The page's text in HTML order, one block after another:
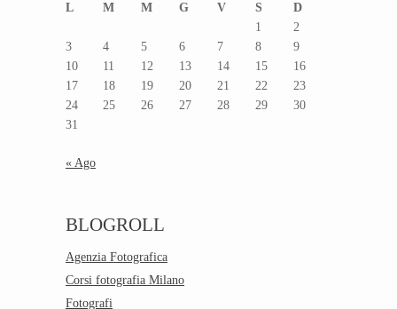
L M M G V S
D
1
2
3
4 5 6 7 8
9
10
11 12 13 14 15
16
17
18 19 20 21 22
23
24
25 26 27 28 29
30
31
« Ago
BLOGROLL
Agenzia Fotografica
Corsi fotografia Milano
Fotografi